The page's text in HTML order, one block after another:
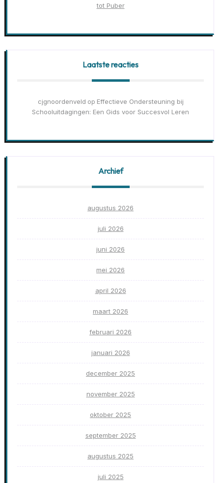
tot Puber
Laatste reacties
cjgnoordenveld op Effectieve Ondersteuning bij
Schooluitdagingen: Een Gids voor Succesvol Leren
Archief
augustus 2026
juli 2026
juni 2026
mei 2026
april 2026
maart 2026
februari 2026
januari 2026
december 2025
november 2025
oktober 2025
september 2025
augustus 2025
juli 2025